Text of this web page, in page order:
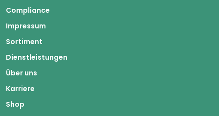
Compliance
Impressum
Sortiment
Dienstleistungen
Über uns
Karriere
Shop